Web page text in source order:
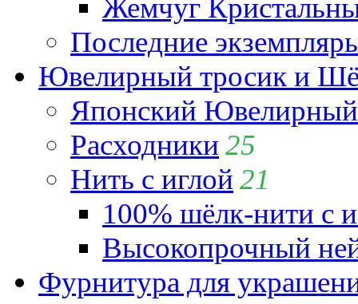
Жемчуг
Последние
Ювелирный тросик и
Японский
Расходники 25
Нить с иглой 21
100% шёлк-нити с
Высокопрочный
Фурнитура для